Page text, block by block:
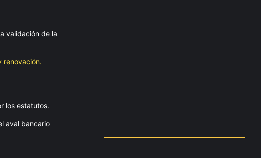
validación de la
renovación.
los estatutos.
aval bancario